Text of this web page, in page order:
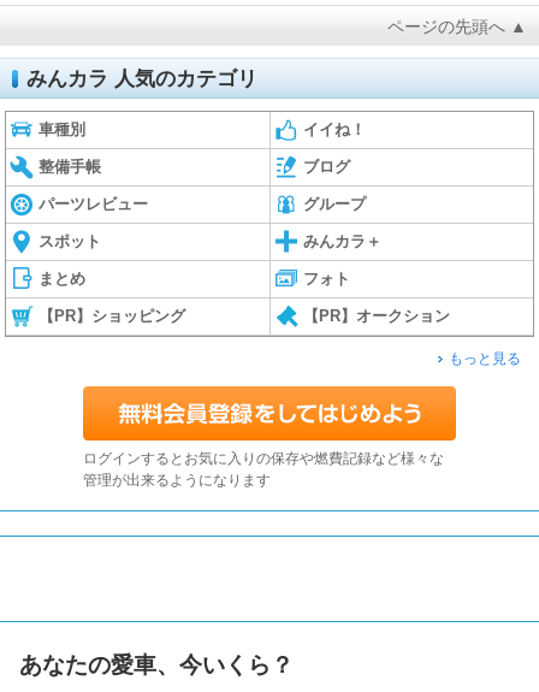
ページの先頭へ ▲
みんカラ 人気のカテゴリ
車種別 イイね！
整備手帳 ブログ
パーツレビュー グループ
スポット みんカラ＋
まとめ フォト
【PR】ショッピング 【PR】オークション
もっと見る
ログインするとお気に入りの保存や燃費記録など様々な
管理が出来るようになります
あなたの愛車、今いくら？